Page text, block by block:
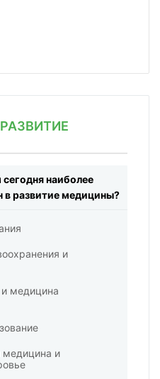
наиболее
в развитие медицины?
и
медицина
медицина и